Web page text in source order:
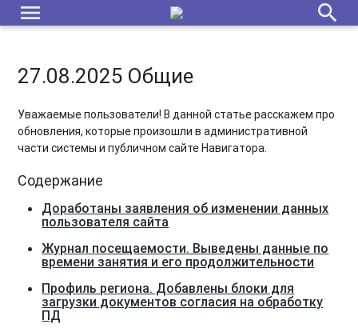
menu search
27.08.2025 Общие
Уважаемые пользователи! В данной статье расскажем про
обновления, которые произошли в административной
части системы и публичном сайте Навигатора.
Содержание
Доработаны заявления об изменении данных
пользователя сайта
Журнал посещаемости. Выведены данные по
времени занятия и его продолжительности
Профиль региона. Добавлены блоки для
загрузки документов согласия на обработку
ПД